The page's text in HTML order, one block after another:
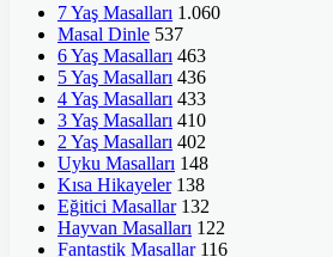
7 Yaş Masalları 1.060
Masal Dinle 537
6 Yaş Masalları 463
5 Yaş Masalları 436
4 Yaş Masalları 433
3 Yaş Masalları 410
2 Yaş Masalları 402
Uyku Masalları 148
Kısa Hikayeler 138
Eğitici Masallar 132
Hayvan Masalları 122
Fantastik Masallar 116